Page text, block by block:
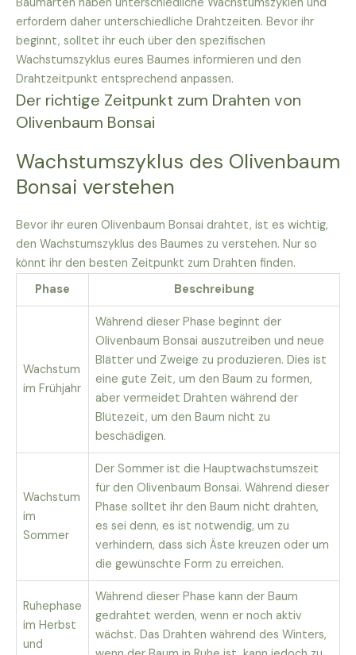
erfordern daher unterschiedliche Drahtzeiten. Bevor ihr
beginnt, solltet ihr euch über den spezifischen
Wachstumszyklus eures Baumes informieren und den
Drahtzeitpunkt entsprechend anpassen.
Der richtige Zeitpunkt zum Drahten von
Olivenbaum Bonsai
Wachstumszyklus des Olivenbaum
Bonsai verstehen
Bevor ihr euren Olivenbaum Bonsai drahtet, ist es wichtig,
den Wachstumszyklus des Baumes zu verstehen. Nur so
könnt ihr den besten Zeitpunkt zum Drahten finden.
Phase
Beschreibung
Wachstum
im Frühjahr
Während dieser Phase beginnt der
Olivenbaum Bonsai auszutreiben und neue
Blätter und Zweige zu produzieren. Dies ist
eine gute Zeit, um den Baum zu formen,
aber vermeidet Drahten während der
Blütezeit, um den Baum nicht zu
beschädigen.
Wachstum
im
Sommer
Der Sommer ist die Hauptwachstumszeit
für den Olivenbaum Bonsai. Während dieser
Phase solltet ihr den Baum nicht drahten,
es sei denn, es ist notwendig, um zu
verhindern, dass sich Äste kreuzen oder um
die gewünschte Form zu erreichen.
Ruhephase
im Herbst
und
Während dieser Phase kann der Baum
gedrahtet werden, wenn er noch aktiv
wächst. Das Drahten während des Winters,